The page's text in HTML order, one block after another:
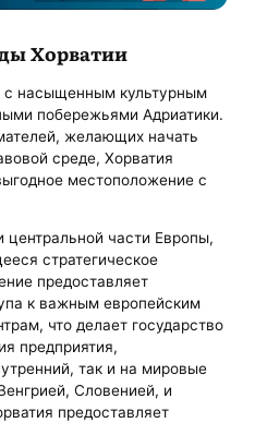
Хорватии
с насыщенным культурным
побережьями Адриатики.
желающих начать
среде, Хорватия
местоположение с
центральной части Европы,
стратегическое
предоставляет
к важным европейским
что делает государство
предприятия,
так и на мировые
Словенией, и
предоставляет